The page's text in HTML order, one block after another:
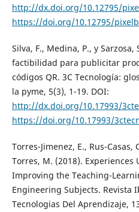
http://dx.doi.org/10.12795/
https://doi.org/10.12795/
Silva, F., Medina, P., y Sarzosa,
factibilidad para publicitar
códigos QR. 3C Tecnología:
la pyme, 5(3), 1-19. DOI:
http://dx.doi.org/10.17993/
https://doi.org/10.17993/
Torres-Jimenez, E., Rus-Casas,
Torres, M. (2018). Experiences
Improving the Teaching-
Engineering Subjects. Revista
Tecnologias Del Aprendizaje,